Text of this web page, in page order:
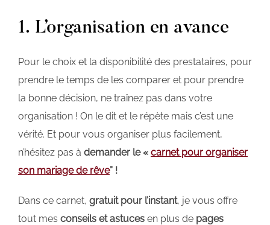
1. L’organisation en avance
Pour le choix et la disponibilité des prestataires, pour
prendre le temps de les comparer et pour prendre
la bonne décision, ne traînez pas dans votre
organisation ! On le dit et le répète mais c’est une
vérité. Et pour vous organiser plus facilement,
n’hésitez pas à demander le « carnet pour organiser
son mariage de rêve” !
Dans ce carnet, gratuit pour l’instant, je vous offre
tout mes conseils et astuces en plus de pages